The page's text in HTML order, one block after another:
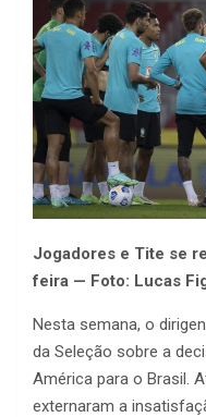
Jogadores e Tite se
feira — Foto: Lucas
Nesta semana, o
da Seleção sobre a
América para o Brasil.
externaram a